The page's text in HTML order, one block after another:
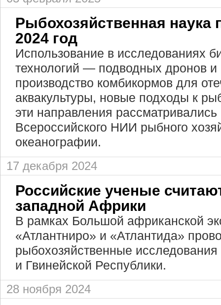
Рыбохозяйственная наука
2024 год
Использование в исследованиях
технологий — подводных дронов и
производство комбикормов для
аквакультуры, новые подходы к
эти направления рассматривались
Всероссийского НИИ рыбного
океанографии.
17 декабря 2024
Российские ученые
западной Африки
В рамках Большой африканской
«Атлантниро» и «Атлантида»
рыбохозяйственные
и Гвинейской Республики.
28 ноября 2024